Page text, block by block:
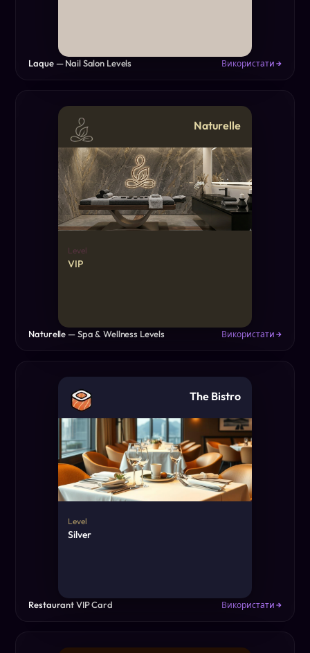
Laque — Nail Salon Levels Використати →
Naturelle
Level
VIP
Naturelle — Spa & Wellness Levels Використати →
The Bistro
Level
Silver
Restaurant VIP Card Використати →